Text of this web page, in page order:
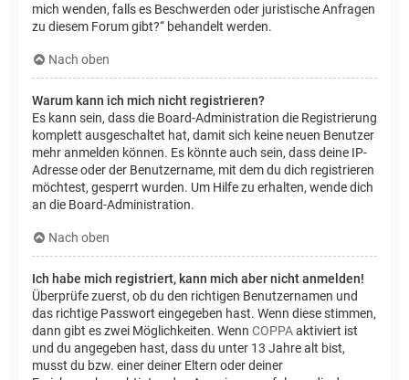
mich wenden, falls es Beschwerden oder juristische Anfragen
zu diesem Forum gibt?“ behandelt werden.
Nach oben
Warum kann ich mich nicht registrieren?
Es kann sein, dass die Board-Administration die Registrierung
komplett ausgeschaltet hat, damit sich keine neuen Benutzer
mehr anmelden können. Es könnte auch sein, dass deine IP-
Adresse oder der Benutzername, mit dem du dich registrieren
möchtest, gesperrt wurden. Um Hilfe zu erhalten, wende dich
an die Board-Administration.
Nach oben
Ich habe mich registriert, kann mich aber nicht anmelden!
Überprüfe zuerst, ob du den richtigen Benutzernamen und
das richtige Passwort eingegeben hast. Wenn diese stimmen,
dann gibt es zwei Möglichkeiten. Wenn COPPAaktiviert ist
und du angegeben hast, dass du unter 13 Jahre alt bist,
musst du bzw. einer deiner Eltern oder deiner